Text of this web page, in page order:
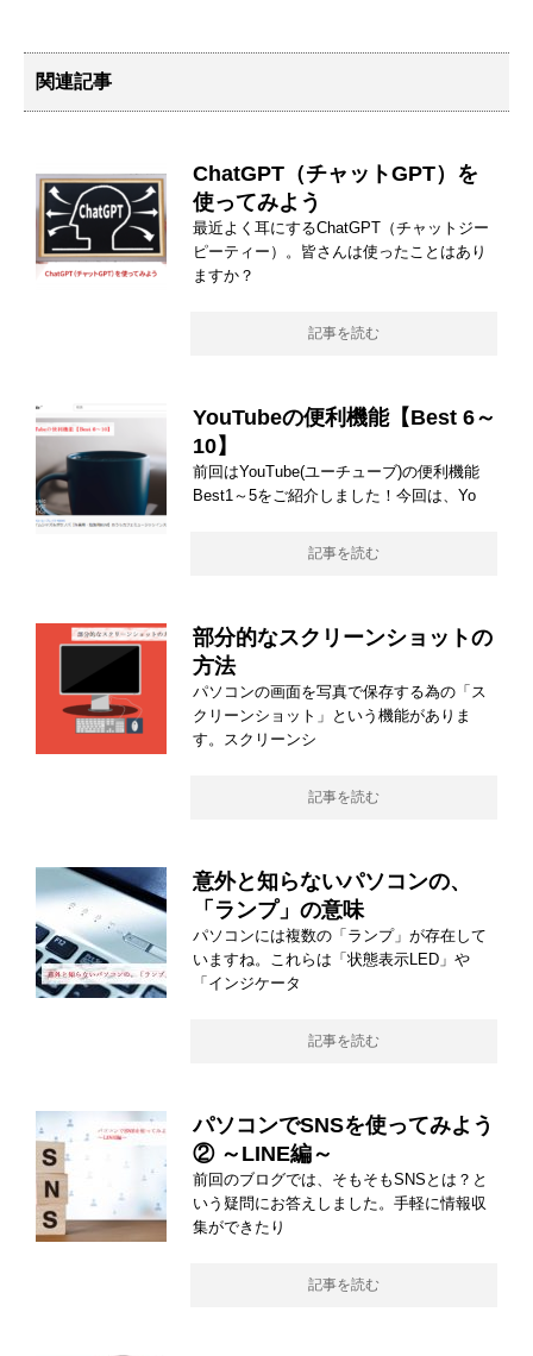
関連記事
ChatGPT（チャットGPT）を
使ってみよう
最近よく耳にするChatGPT（チャットジー
ピーティー）。皆さんは使ったことはあり
ますか？
記事を読む
YouTubeの便利機能【Best 6～
10】
前回はYouTube(ユーチューブ)の便利機能
Best1～5をご紹介しました！今回は、Yo
記事を読む
部分的なスクリーンショットの
方法
パソコンの画面を写真で保存する為の「ス
クリーンショット」という機能がありま
す。スクリーンシ
記事を読む
意外と知らないパソコンの、
「ランプ」の意味
パソコンには複数の「ランプ」が存在して
いますね。これらは「状態表示LED」や
「インジケータ
記事を読む
パソコンでSNSを使ってみよう
② ～LINE編～
前回のブログでは、そもそもSNSとは？と
いう疑問にお答えしました。手軽に情報収
集ができたり
記事を読む